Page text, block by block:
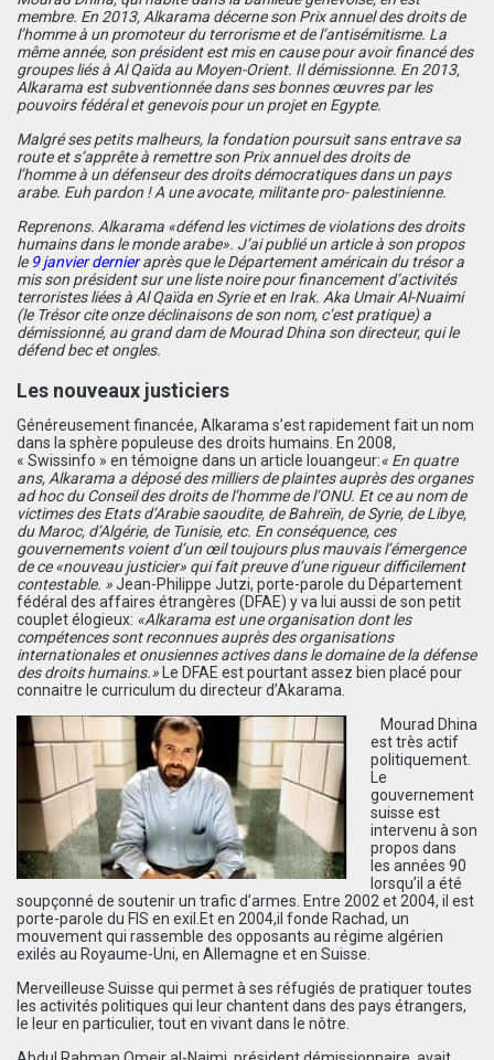
membre. En 2013, Alkarama décerne son Prix annuel des droits de
l’homme à un promoteur du terrorisme et de l’antisémitisme. La
même année, son président est mis en cause pour avoir financé des
groupes liés à Al Qaïda au Moyen-Orient. Il démissionne. En 2013,
Alkarama est subventionnée dans ses bonnes œuvres par les
pouvoirs fédéral et genevois pour un projet en Egypte.
Malgré ses petits malheurs, la fondation poursuit sans entrave sa
route et s’apprête à remettre son Prix annuel des droits de
l’homme à un défenseur des droits démocratiques dans un pays
arabe. Euh pardon ! A une avocate, militante pro- palestinienne.
Reprenons. Alkarama «défend les victimes de violations des droits
humains dans le monde arabe». J’ai publié un article à son propos
le 9 janvier dernier après que le Département américain du trésor a
mis son président sur une liste noire pour financement d’activités
terroristes liées à Al Qaïda en Syrie et en Irak. Aka Umair Al-Nuaimi
(le Trésor cite onze déclinaisons de son nom, c’est pratique) a
démissionné, au grand dam de Mourad Dhina son directeur, qui le
défend bec et ongles.
Les nouveaux justiciers
Généreusement financée, Alkarama s’est rapidement fait un nom
dans la sphère populeuse des droits humains. En 2008,
« Swissinfo » en témoigne dans un article louangeur:«En quatre
ans, Alkarama a déposé des milliers de plaintes auprès des organes
ad hoc du Conseil des droits de l’homme de l’ONU. Et ce au nom de
victimes des Etats d’Arabie saoudite, de Bahreïn, de Syrie, de Libye,
du Maroc, d’Algérie, de Tunisie, etc. En conséquence, ces
gouvernements voient d’un œil toujours plus mauvais l’émergence
de ce «nouveau justicier» qui fait preuve d’une rigueur difficilement
contestable. »Jean-Philippe Jutzi, porte-parole du Département
fédéral des affaires étrangères (DFAE) y va lui aussi de son petit
couplet élogieux: «Alkarama est une organisation dont les
compétences sont reconnues auprès des organisations
internationales et onusiennes actives dans le domaine de la défense
des droits humains.»
Le DFAE est pourtant assez bien placé pour
connaitre le curriculum du directeur d’Akarama.
Mourad Dhina
est très actif
politiquement.
Le
gouvernement
suisse est
intervenu à son
propos dans
les années 90
lorsqu’il a été
soupçonné de soutenir un trafic d’armes. Entre 2002 et 2004, il est
porte-parole du FIS en exil.Et en 2004,il fonde Rachad, un
mouvement qui rassemble des opposants au régime algérien
exilés au Royaume-Uni, en Allemagne et en Suisse.
Merveilleuse Suisse qui permet à ses réfugiés de pratiquer toutes
les activités politiques qui leur chantent dans des pays étrangers,
le leur en particulier, tout en vivant dans le nôtre.